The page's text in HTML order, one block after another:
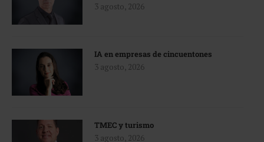
3 agosto, 2026
IA en empresas de cincuentones
3 agosto, 2026
TMEC y turismo
3 agosto, 2026